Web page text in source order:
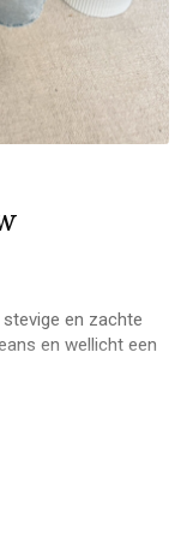
en zachte
en wellicht een
Polyester.